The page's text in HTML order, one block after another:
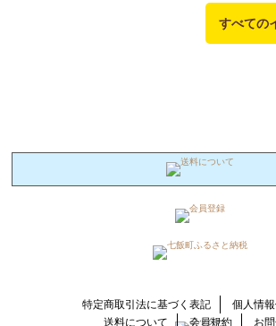
すべての
特定商取引法に基づく表記
個人情
送料について
会員規約 お